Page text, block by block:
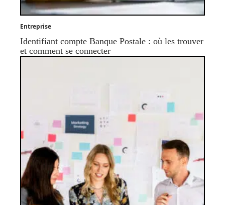
Entreprise
Identifiant compte Banque Postale : où les trouver
et comment se connecter